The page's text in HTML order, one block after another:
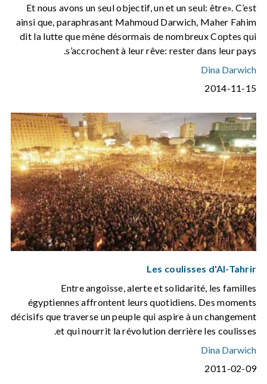
Et nous avons un seul objectif, un et un seul: être». C’est
ainsi que, paraphrasant Mahmoud Darwich, Maher Fahim
dit la lutte que mène désormais de nombreux Coptes qui
s’accrochent à leur rêve: rester dans leur pays.
Dina Darwich
2014-11-15
Les coulisses d'Al-Tahrir
Entre angoisse, alerte et solidarité, les familles
égyptiennes affrontent leurs quotidiens. Des moments
décisifs que traverse un peuple qui aspire à un changement
et qui nourrit la révolution derrière les coulisses.
Dina Darwich
2011-02-09